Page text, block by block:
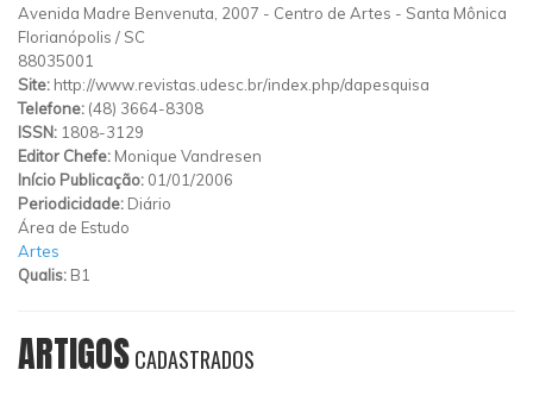
Avenida Madre Benvenuta, 2007 - Centro de Artes - Santa Mônica
Florianópolis / SC
88035001
Site: http://www.revistas.udesc.br/index.php/dapesquisa
Telefone: (48) 3664-8308
ISSN: 1808-3129
Editor Chefe: Monique Vandresen
Início Publicação: 01/01/2006
Periodicidade: Diário
Área de Estudo
Artes
Qualis: B1
ARTIGOSCADASTRADOS